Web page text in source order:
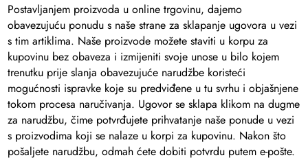
Postavljanjem proizvoda u online trgovinu, dajemo
obavezujuću ponudu s naše strane za sklapanje ugovora u vezi
s tim artiklima. Naše proizvode možete staviti u korpu za
kupovinu bez obaveza i izmijeniti svoje unose u bilo kojem
trenutku prije slanja obavezujuće narudžbe koristeći
mogućnosti ispravke koje su predviđene u tu svrhu i objašnjene
tokom procesa naručivanja. Ugovor se sklapa klikom na dugme
za narudžbu, čime potvrđujete prihvatanje naše ponude u vezi
s proizvodima koji se nalaze u korpi za kupovinu. Nakon što
pošaljete narudžbu, odmah ćete dobiti potvrdu putem e-pošte.